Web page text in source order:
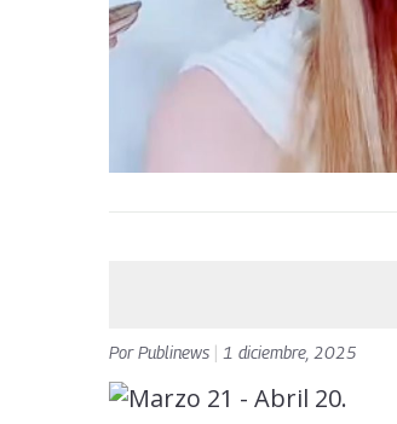
PorPublinews 1 diciembre, 2025